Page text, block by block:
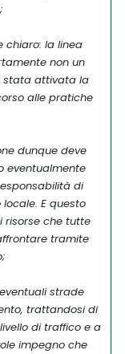
chiaro: la linea
non un
stata attivata la
alle pratiche
dunque deve
eventualmente
di
E questo
risorse che tutte
tramite
strade
trattandosi di
di traffico e a
impegno che